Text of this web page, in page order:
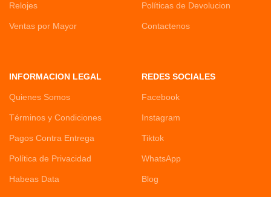
Relojes
Ventas por Mayor
Políticas de Devolucion
Contactenos
INFORMACION LEGAL
Quienes Somos
Términos y Condiciones
Pagos Contra Entrega
Política de Privacidad
Habeas Data
REDES SOCIALES
Facebook
Instagram
Tiktok
WhatsApp
Blog